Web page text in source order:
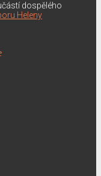
dospělého
Heleny